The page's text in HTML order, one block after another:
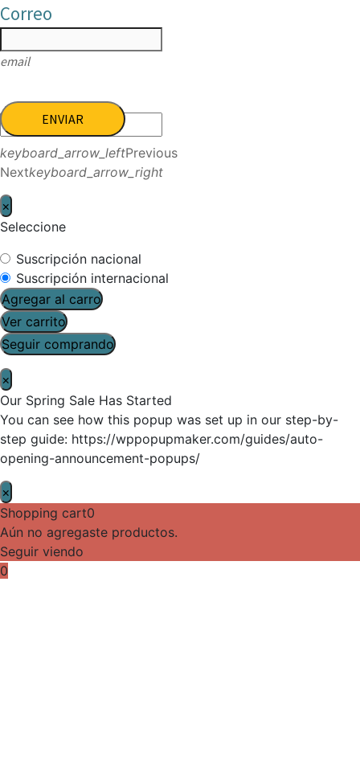
Correo
email
ENVIAR
keyboard_arrow_leftPrevious
Nextkeyboard_arrow_right
×
Seleccione
Suscripción nacional
Suscripción internacional
Agregar al carro
Ver carrito
Seguir comprando
×
Our Spring Sale Has Started
You can see how this popup was set up in our step-by-
step guide: https://wppopupmaker.com/guides/auto-
opening-announcement-popups/
×
Shopping cart0
Aún no agregaste productos.
Seguir viendo
0